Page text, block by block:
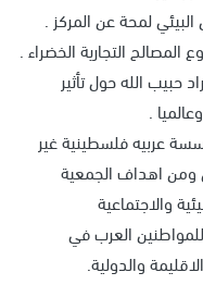
لمحة عن المركز .
التجارية الخضراء .
حبيب الله حول تأثير
.
عربيه فلسطينية غير
ومن اهداف الجمعية
والاجتماعية
العرب في
والدولية.